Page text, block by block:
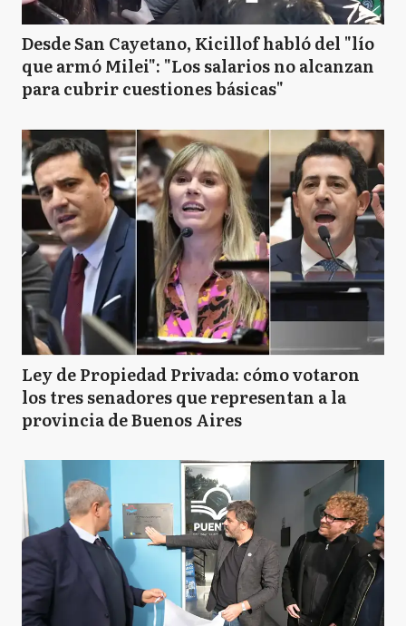
Desde San Cayetano, Kicillof habló del "lío
que armó Milei": "Los salarios no alcanzan
para cubrir cuestiones básicas"
Ley de Propiedad Privada: cómo votaron
los tres senadores que representan a la
provincia de Buenos Aires